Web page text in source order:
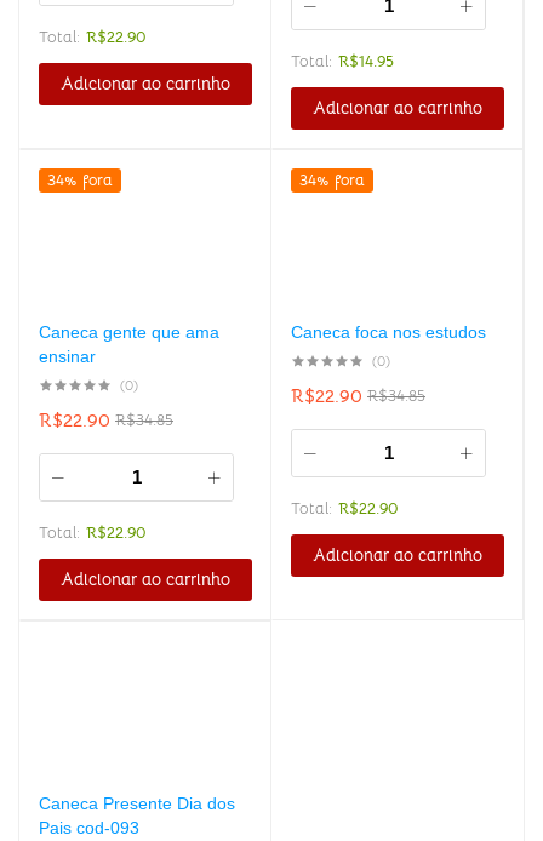
Total: R$22.90
Adicionar ao carrinho
Total: R$14.95
Adicionar ao carrinho
34% fora
Caneca gente que ama
ensinar
(0)
R$34.85
R$22.90
Total: R$22.90
Adicionar ao carrinho
34% fora
Caneca foca nos estudos
(0)
R$34.85
R$22.90
Total: R$22.90
Adicionar ao carrinho
Caneca Presente Dia dos
Pais cod-093